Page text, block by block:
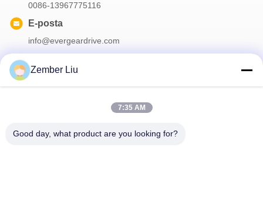
0086-13967775116
E-posta
info@evergeardrive.com
Zember Liu
7:35 AM
Good day, what product are you looking for?